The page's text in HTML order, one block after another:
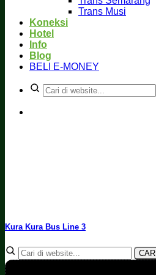
Trans Musi
Koneksi
Hotel
Info
Blog
BELI E-MONEY
Kura Kura Bus Line 3
CARI